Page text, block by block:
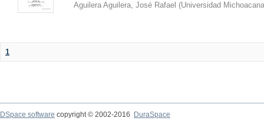
Aguilera Aguilera, José Rafael (Universidad
1
DSpace software copyright © 2002-2016
DuraSpace